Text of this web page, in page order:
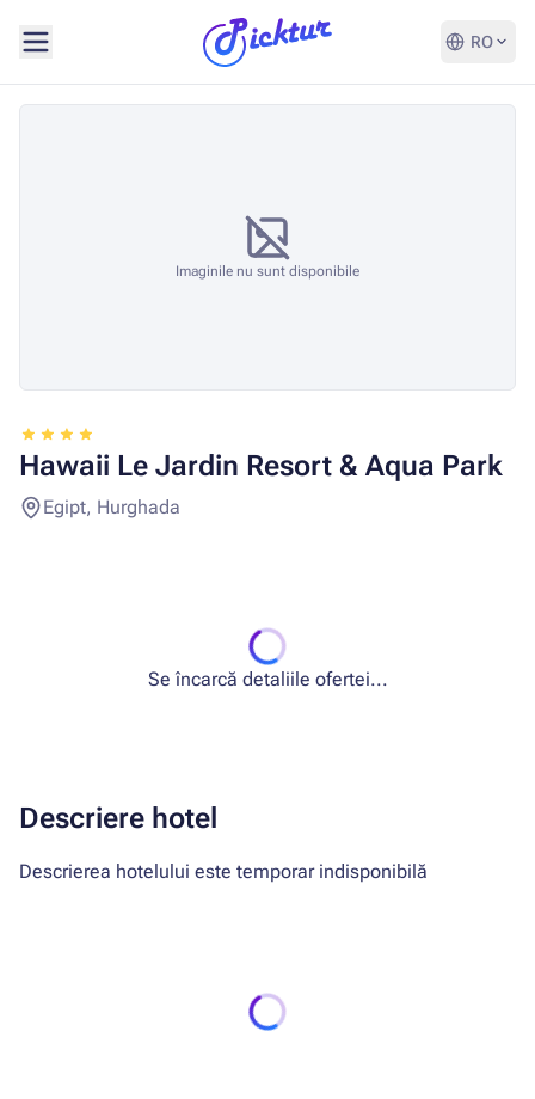
RO
Imaginile nu sunt disponibile
Hawaii Le Jardin Resort & Aqua Park
Egipt, Hurghada
Se încarcă detaliile ofertei...
Descriere hotel
Descrierea hotelului este temporar indisponibilă